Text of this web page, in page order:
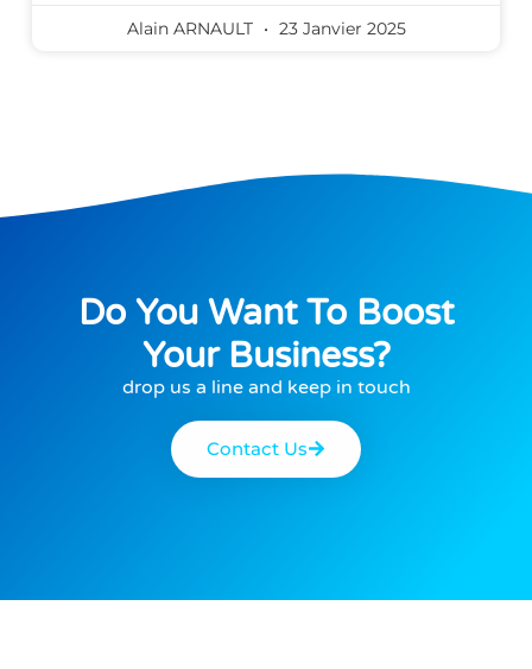
Alain ARNAULT 23 Janvier 2025
Do You Want To Boost
Your Business?
drop us a line and keep in touch
Contact Us